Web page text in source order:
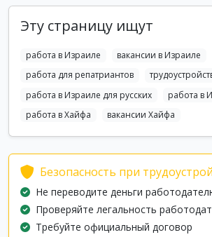
Эту страницу ищут
работа в Израиле
вакансии в Израиле
работа для репатриантов
работа в Израиле для русских
работа в
работа в Хайфа
вакансии Хайфа
Безопасность при
Не переводите деньги
Проверяйте легальность
Требуйте официальный договор